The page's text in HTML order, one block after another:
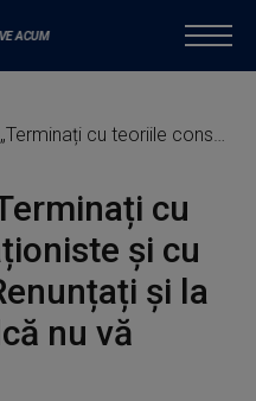
și cu alte bazaconii. Renunțați și la Dr. Google, fiindcă nu vă ajută”
cu
și cu
și la
nu vă